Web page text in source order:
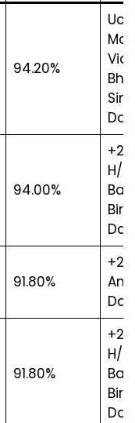
94.20%
94.00%
+2
H/
91.80%
+2
91.80%
+2
H/